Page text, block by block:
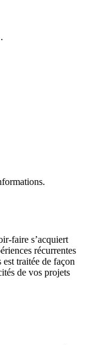
faire s’acquiert
récurrentes
est traitée de façon
de vos projets